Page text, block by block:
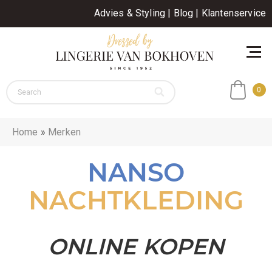
Advies & Styling | Blog | Klantenservice
0
Home » Merken
NANSO
NACHTKLEDING
ONLINE KOPEN